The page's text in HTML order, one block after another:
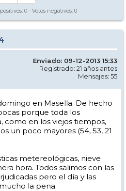
0 - Votos negativos: 0
Enviado: 09-12-2013 15:33
Registrado: 21 años antes
Mensajes: 55
en Masella. De hecho
porque toda los
como en los viejos tiempos,
un poco mayores (54, 53, 21
metereológicas, nieve
hora. Todos salimos con las
pero el día y las
la pena.